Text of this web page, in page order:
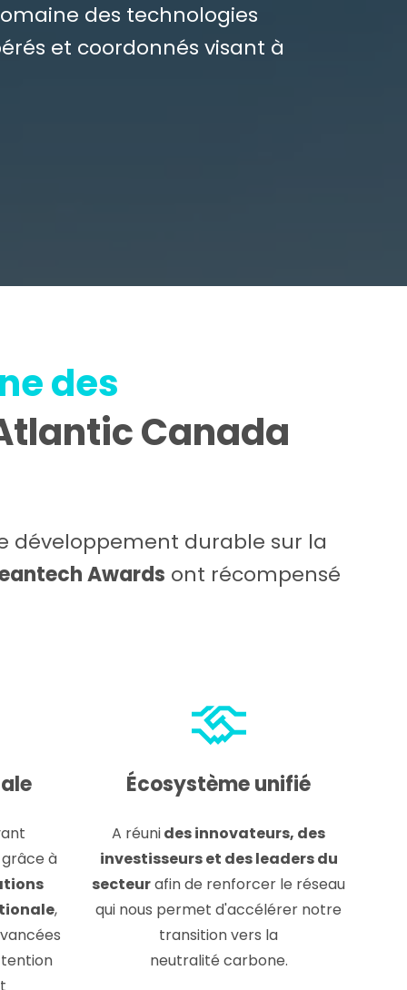
des technologies
et coordonnés visant à
des
Canada
développement durable sur la
Awards ont récompensé
à
,
Écosystème unifié
A réunides innovateurs, des
investisseurs et des leaders du
secteurafin de renforcer le réseau
qui nous permet d'accélérer notre
transition vers la
neutralité carbone.